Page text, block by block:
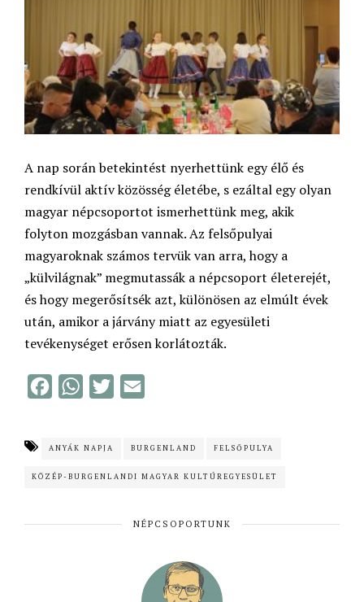
A nap során betekintést nyerhettünk egy élő és
rendkívül aktív közösség életébe, s ezáltal egy olyan
magyar népcsoportot ismerhettünk meg, akik
folyton mozgásban vannak. Az felsőpulyai
magyaroknak számos tervük van arra, hogy a
„külvilágnak” megmutassák a népcsoport életerejét,
és hogy megerősítsék azt, különösen az elmúlt évek
után, amikor a járvány miatt az egyesületi
tevékenységet erősen korlátozták.
b
W
s
t
l
ANYÁK NAPJA BURGENLAND FELSŐPULYA
KÖZÉP-BURGENLANDI MAGYAR KULTÚREGYESÜLET
NÉPCSOPORTUNK